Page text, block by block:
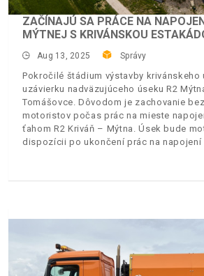
ZAČÍNAJÚ SA PRÁCE NA
MÝTNEJ S KRIVÁNSKOU
Aug 13, 2025 Správy
Pokročilé štádium výstavby krivánskeho
uzávierku nadväzujúceho úseku R2
Tomášovce. Dôvodom je zachovanie
motoristov počas prác na mieste
ťahom R2 Kriváň – Mýtna. Úsek bude
dispozícii po ukončení prác na napojení